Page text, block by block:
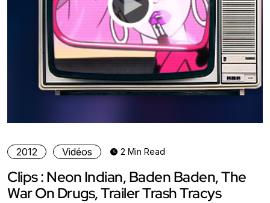
2012 Vidéos 2 Min Read
Clips : Neon Indian, Baden Baden, The
War On Drugs, Trailer Trash Tracys